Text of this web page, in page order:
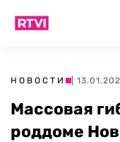
НОВОСТИ |
Массовая
роддоме